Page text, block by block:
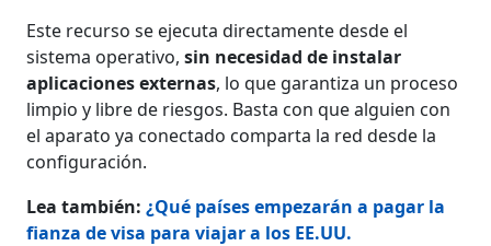
Este recurso se ejecuta directamente desde el
sistema operativo,sin necesidad de instalar
aplicaciones externas, lo que garantiza un proceso
limpio y libre de riesgos. Basta con que alguien con
el aparato ya conectado comparta la red desde la
configuración.
Lea también:¿Qué países empezarán a pagar la
fianza de visa para viajar a los EE.UU.